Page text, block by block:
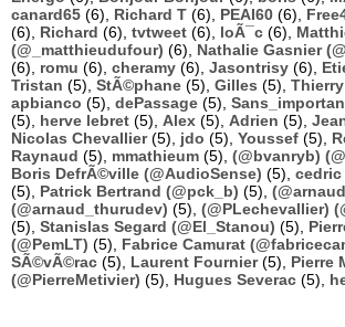
canard65 (6), Richard T (6), PEAI60 (6),
(6), Richard (6), tvtweet (6), loÃ¯c (6),
(@_matthieudufour) (6), Nathalie Gasnier
(6), romu (6), cheramy (6), Jasontrisy (6),
Tristan (5), StÃ©phane (5), Gilles (5), Thierry
apbianco (5), dePassage (5),
(5), herve lebret (5), Alex (5), Adrien (5),
Nicolas Chevallier(5), jdo (5), Youssef (5),
Raynaud (5), mmathieum (5), (@bvanryb)
Boris DefrÃ©ville (@AudioSense) (5), cedric
(5), Patrick Bertrand (@pck_b) (5),
(@arnaud_thurudev) (5), (@PLechevallier)
(5), Stanislas Segard (@El_Stanou) (5),
(@PemLT) (5), Fabrice Camurat
SÃ©vÃ©rac (5), Laurent Fournier(5), Pierre
(@PierreMetivier) (5), Hugues Severac (5),